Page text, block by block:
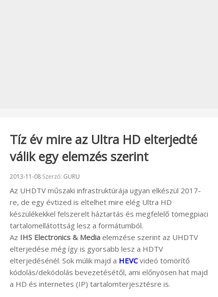
Tíz év mire az Ultra HD elterjedté
válik egy elemzés szerint
Beküldve:
2013-11-08 Szerző: GURU
Az UHDTV műszaki infrastruktúrája ugyan elkészül 2017-
re, de egy évtized is eltelhet mire elég Ultra HD
készülékekkel felszerelt háztartás és megfelelő tömegpiaci
tartalomellátottság lesz a formátumból.
Az IHS Electronics & Media elemzése szerint az UHDTV
elterjedése még így is gyorsabb lesz a HDTV
elterjedésénél. Sok múlik majd a HEVCvideó tömörítő
kódolás/dekódolás bevezetésétől, ami előnyösen hat majd
a HD és internetes (IP) tartalomterjesztésre is.